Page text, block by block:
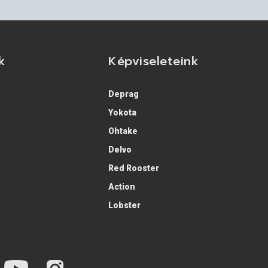
Képviseleteink
Deprag
Yokota
Ohtake
Delvo
Red Rooster
Action
Lobster